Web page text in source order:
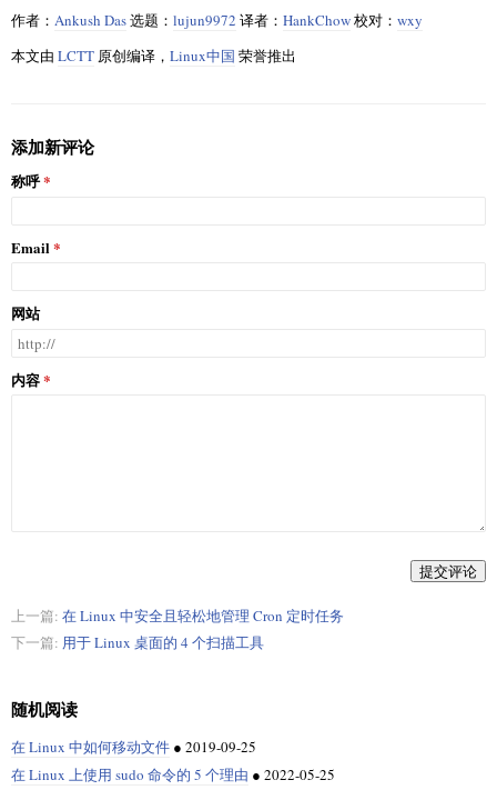
作者： Ankush Das选题： lujun9972 译者： HankChow校对： wxy
本文由 LCTT 原创编译， Linux中国 荣誉推出
添加新评论
称呼
Email
网站
内容
提交评论
上一篇: 在 Linux 中安全且轻松地管理 Cron 定时任务
下一篇: 用于 Linux 桌面的 4 个扫描工具
随机阅读
在 Linux 中如何移动文件 ● 2019-09-25
在 Linux 上使用 sudo 命令的 5 个理由 ● 2022-05-25